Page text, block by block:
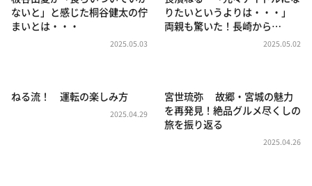
ポツンと一軒家
ザキ山小屋本館
ないと」と感じた桐谷健太の佇
まいとは・・・
2025.05.03
りたいというよりは・・・」
両親も驚いた！長崎から…
2025.05.02
ねる流！ 運転の楽しみ方
2025.04.29
宮世琉弥 故郷・宮城の魅力
を再発見！絶品グルメ尽くしの
旅を振り返る
2025.04.26